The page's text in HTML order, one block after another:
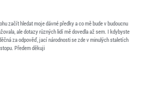
začít hledat moje dávné předky a co mě bude v budoucnu
ale dotazy různých lidí mě dovedla až sem. I kdybyste
za odpověď, jací národnosti se zde v minulých staletích
Předem děkuji